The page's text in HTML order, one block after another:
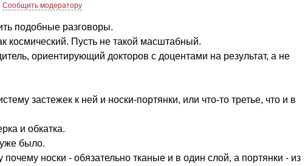
Сообщить модератору
подобные разговоры.
космический. Пусть не такой масштабный.
ориентирующий докторов с доцентами на результат, а не
застежек к ней и носки-портянки, или что-то третье, что и в
и обкатка.
было.
носки - обязательно тканые и в один слой, а портянки - из